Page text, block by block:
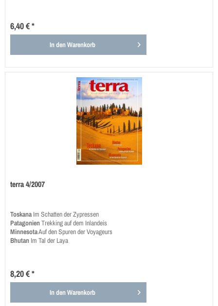
6,40 € *
In denWarenkorb
terra 4/2007
ToskanaIm Schatten der Zypressen
PatagonienTrekking auf dem Inlandeis
MinnesotaAuf den Spuren der Voyageurs
Bhutan Im Tal der Laya
8,20 € *
In denWarenkorb